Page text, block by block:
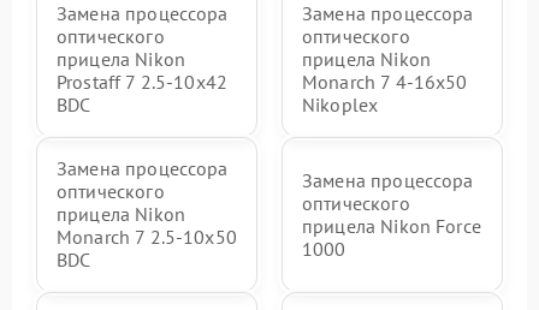
Замена процессора
оптического
прицела Nikon
Prostaff 7 2.5-10x42
BDC
Замена процессора
оптического
прицела Nikon
Monarch 7 4-16x50
Nikoplex
Замена процессора
оптического
прицела Nikon
Monarch 7 2.5-10x50
BDC
Замена процессора
оптического
прицела Nikon Force
1000